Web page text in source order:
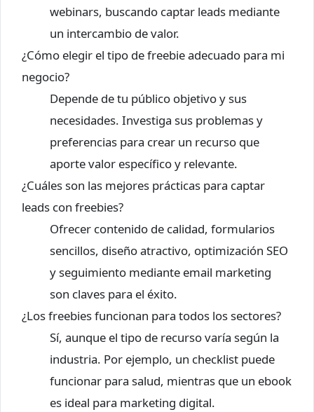
webinars, buscando captar leads mediante
un intercambio de valor.
¿Cómo elegir el tipo de freebie adecuado para mi
negocio?
Depende de tu público objetivo y sus
necesidades. Investiga sus problemas y
preferencias para crear un recurso que
aporte valor específico y relevante.
¿Cuáles son las mejores prácticas para captar
leads con freebies?
Ofrecer contenido de calidad, formularios
sencillos, diseño atractivo, optimización SEO
y seguimiento mediante email marketing
son claves para el éxito.
¿Los freebies funcionan para todos los sectores?
Sí, aunque el tipo de recurso varía según la
industria. Por ejemplo, un checklist puede
funcionar para salud, mientras que un ebook
es ideal para marketing digital.